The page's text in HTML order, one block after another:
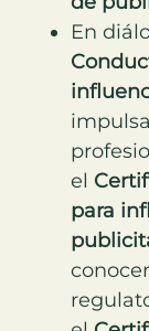
En
el
para